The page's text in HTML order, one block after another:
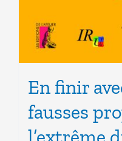
En finir
fausses